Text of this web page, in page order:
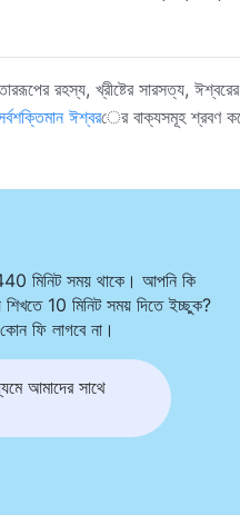
রহস্য, খ্রীষ্টের সারসত্য,
ঈশ্বরের বাক্যসমূহ শ্রবণ
মিনিট সময় থাকে। আপনি কি
শিখতে 10 মিনিট সময় দিতে ইচ্ছুক?
ফি লাগবে না।
আমাদের সাথে